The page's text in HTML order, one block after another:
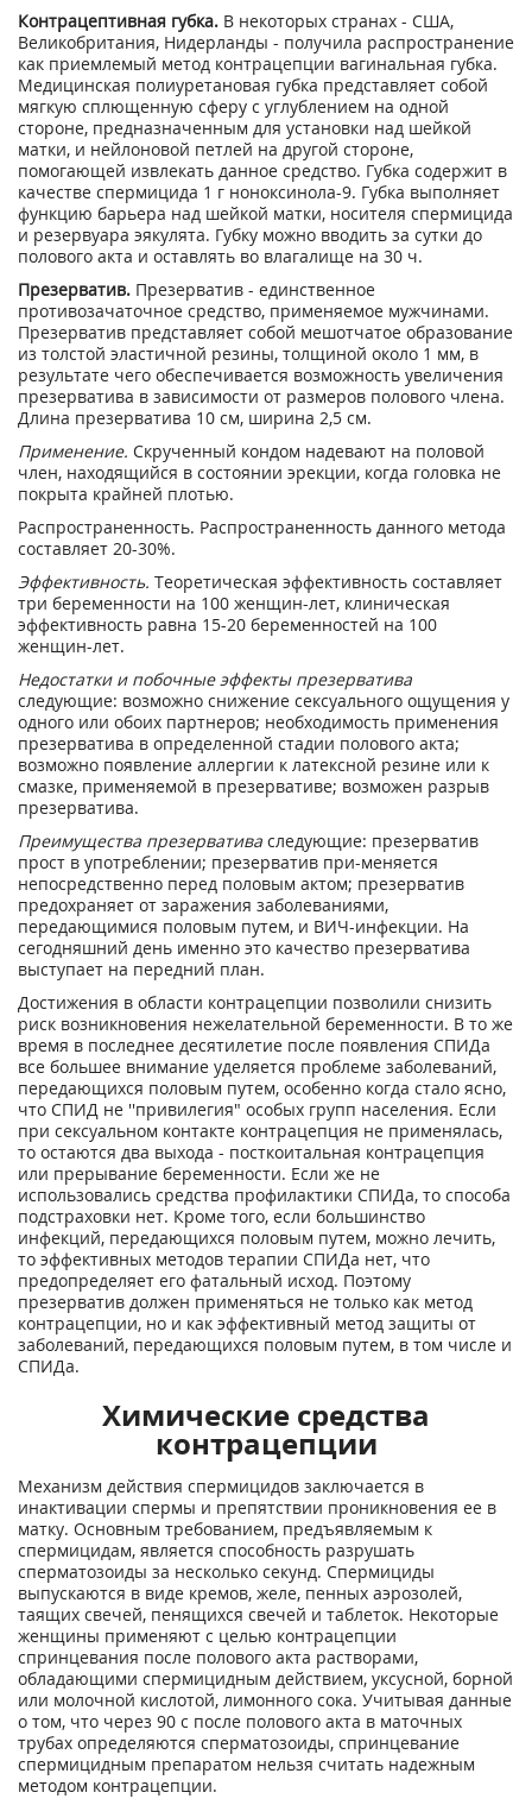
Контрацептивная губка. В некоторых странах - США,
Великобритания, Нидерланды - получила распространение
как приемлемый метод контрацепции вагинальная губка.
Медицинская полиуретановая губка представляет собой
мягкую сплющенную сферу с углублением на одной
стороне, предназначенным для установки над шейкой
матки, и нейлоновой петлей на другой стороне,
помогающей извлекать данное средство. Губка содержит в
качестве спермицида 1 г ноноксинола-9. Губка выполняет
функцию барьера над шейкой матки, носителя спермицида
и резервуара эякулята. Губку можно вводить за сутки до
полового акта и оставлять во влагалище на 30 ч.
Презерватив. Презерватив - единственное
противозачаточное средство, применяемое мужчинами.
Презерватив представляет собой мешотчатое образование
из толстой эластичной резины, толщиной около 1 мм, в
результате чего обеспечивается возможность увеличения
презерватива в зависимости от размеров полового члена.
Длина презерватива 10 см, ширина 2,5 см.
Применение. Скрученный кондом надевают на половой
член, находящийся в состоянии эрекции, когда головка не
покрыта крайней плотью.
Распространенность. Распространенность данного метода
составляет 20-30%.
Эффективность. Теоретическая эффективность составляет
три беременности на 100 женщин-лет, клиническая
эффективность равна 15-20 беременностей на 100
женщин-лет.
Недостатки и побочные эффекты презерватива
следующие: возможно снижение сексуального ощущения у
одного или обоих партнеров; необходимость применения
презерватива в определенной стадии полового акта;
возможно появление аллергии к латексной резине или к
смазке, применяемой в презервативе; возможен разрыв
презерватива.
Преимущества презерватива следующие: презерватив
прост в употреблении; презерватив при-меняется
непосредственно перед половым актом; презерватив
предохраняет от заражения заболеваниями,
передающимися половым путем, и ВИЧ-инфекции. На
сегодняшний день именно это качество презерватива
выступает на передний план.
Достижения в области контрацепции позволили снизить
риск возникновения нежелательной беременности. В то же
время в последнее десятилетие после появления СПИДа
все большее внимание уделяется проблеме заболеваний,
передающихся половым путем, особенно когда стало ясно,
что СПИД не ''привилегия" особых групп населения. Если
при сексуальном контакте контрацепция не применялась,
то остаются два выхода - посткоитальная контрацепция
или прерывание беременности. Если же не
использовались средства профилактики СПИДа, то способа
подстраховки нет. Кроме того, если большинство
инфекций, передающихся половым путем, можно лечить,
то эффективных методов терапии СПИДа нет, что
предопределяет его фатальный исход. Поэтому
презерватив должен применяться не только как метод
контрацепции, но и как эффективный метод защиты от
заболеваний, передающихся половым путем, в том числе и
СПИДа.
Химические средства
контрацепции
Механизм действия спермицидов заключается в
инактивации спермы и препятствии проникновения ее в
матку. Основным требованием, предъявляемым к
спермицидам, является способность разрушать
сперматозоиды за несколько секунд. Спермициды
выпускаются в виде кремов, желе, пенных аэрозолей,
таящих свечей, пенящихся свечей и таблеток. Некоторые
женщины применяют с целью контрацепции
спринцевания после полового акта растворами,
обладающими спермицидным действием, уксусной, борной
или молочной кислотой, лимонного сока. Учитывая данные
о том, что через 90 с после полового акта в маточных
трубах определяются сперматозоиды, спринцевание
спермицидным препаратом нельзя считать надежным
методом контрацепции.